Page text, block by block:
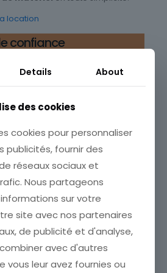
location
confiance
FACTORY met un point d’honneur à
produits :une relation de
terrain, et un
livraisons express
: pensez global, pensez
par et pour les pros
Details About
des cookies
cookies pour personnaliser
publicités, fournir des
réseaux sociaux et
Nous partageons
sur votre
site avec nos partenaires
de publicité et d'analyse,
avec d'autres
vous leur avez fournies ou